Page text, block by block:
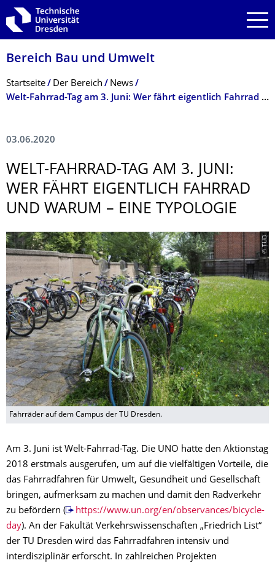
Zur Hauptnavigation springen
Zur Suche springen
Zum Inhalt springen
Bereich Bau und Umwelt
Breadcrumb-Menü
Startseite Der Bereich
News
Welt-Fahrrad-Tag am 3. Juni: Wer fährt eigentlich Fahrrad und warum – eine Typologie
03.06.2020
WELT-FAHRRAD-TAG AM 3. JUNI:
WER FÄHRT EIGENTLICH FAHRRAD
UND WARUM – EINE TYPOLOGIE
© TUD
Fahrräder auf dem Campus der TU Dresden.
Am 3. Juni ist Welt-Fahrrad-Tag. Die UNO hatte den Aktionstag
2018 erstmals ausgerufen, um auf die vielfältigen Vorteile, die
das Fahrradfahren für Umwelt, Gesundheit und Gesellschaft
bringen, aufmerksam zu machen und damit den Radverkehr
zu befördern (
https://www.un.org/en/observances/bicycle-
day). An der Fakultät Verkehrswissenschaften „Friedrich List“
der TU Dresden wird das Fahrradfahren intensiv und
interdisziplinär erforscht. In zahlreichen Projekten